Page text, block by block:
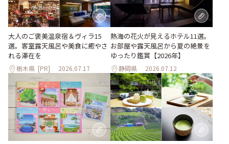
大人のご褒美温泉宿＆ヴィラ15
選。客室露天風呂や美食に癒やさ
れる滞在を
栃木県 [PR] 2026.07.17
熱海の花火が見えるホテル11選。
お部屋や露天風呂から夏の絶景を
ゆったり鑑賞【2026年】
静岡県 2026.07.12